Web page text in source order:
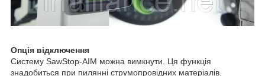
Опція відключення
Систему SawStop-AIM можна вимкнути. Ця функція
знадобиться при пилянні струмопровідних матеріалів.